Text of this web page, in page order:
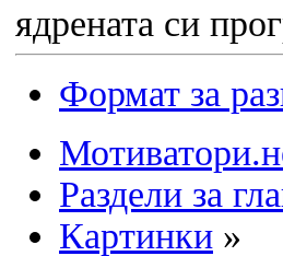
ядрената си
Формат за
Раздели за
Картинки »